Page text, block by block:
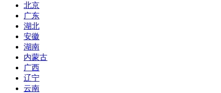
北京
广东
湖北
安徽
湖南
内蒙古
广西
辽宁
云南